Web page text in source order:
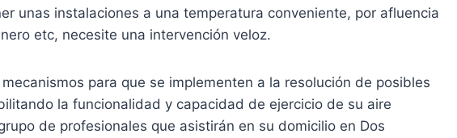
unas instalaciones a una temperatura conveniente, por afluencia
etc, necesite una intervención veloz.
para que se implementen a la resolución de posibles
la funcionalidad y capacidad de ejercicio de su aire
de profesionales que asistirán en su domicilio en Dos